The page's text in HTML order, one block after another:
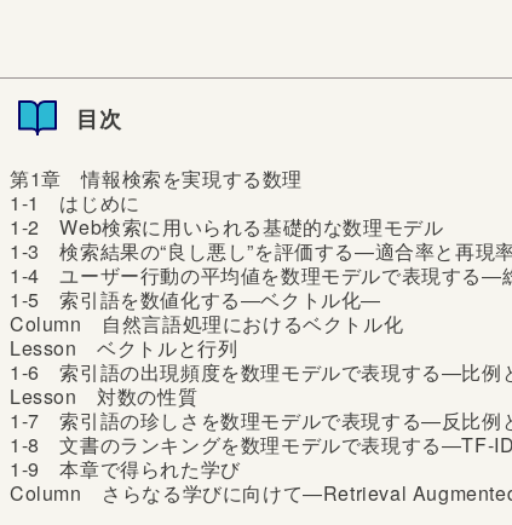
か。複雑な公式や解けなかった問題、あるいは学生時代
れません。中には「自分には関係ない」と割り切ってい
日本では、「理数離れ」が長い間社会問題とされ、数学
つ人が多いのが...
目次
第1章 情報検索を実現する数理
1-1 はじめに
1-2 Web検索に用いられる基礎的な数理モデル
1-3 検索結果の“良し悪し”を評価する―適合率と再現
1-4 ユーザー行動の平均値を数理モデルで表現する
1-5 索引語を数値化する―ベクトル化―
Column 自然言語処理におけるベクトル化
Lesson ベクトルと行列
1-6 索引語の出現頻度を数理モデルで表現する―比例
Lesson 対数の性質
1-7 索引語の珍しさを数理モデルで表現する―反比例
1-8 文書のランキングを数理モデルで表現する―TF-
1-9 本章で得られた学び
Column さらなる学びに向けて―Retrieval